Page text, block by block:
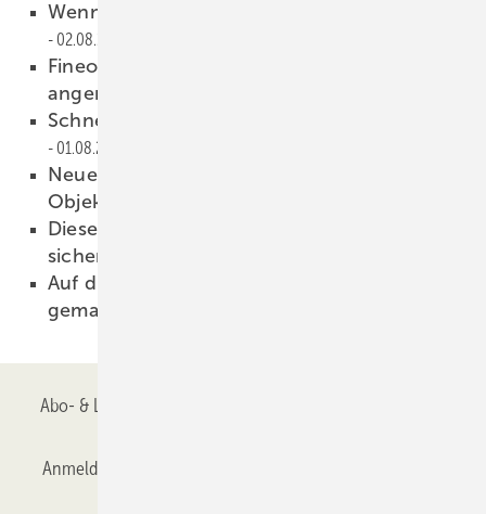
Wenn’s besonders chic se in soll
02.08.2023
Fineo Solar Control: Das ganze Jahr ein
angenehmes Raumklima
Schnellmontage-Kit für Hebeschiebetüren
01.08.2023
Neue Business Unit Leiterin B2B2C und
Objektgeschäft
Diese Isoliergläser von Schollglas sind
sicherer
Auf diesem Gipfel wird edler Wiskey
gemacht
Abo- & Leserservice
Anmelden